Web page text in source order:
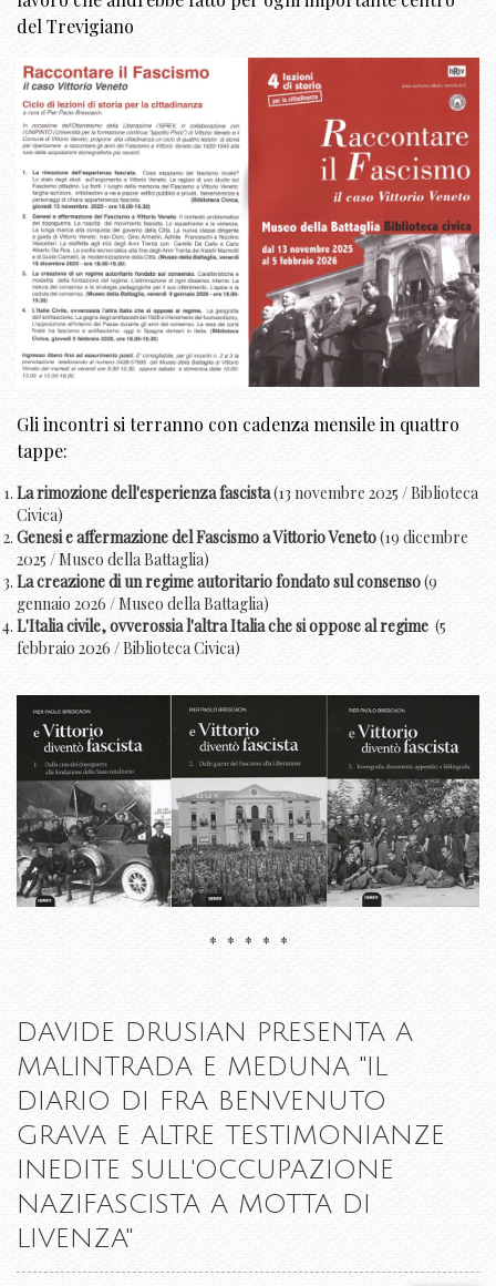
del Trevigiano
Gli incontri si terranno con cadenza mensile in quattro
tappe:
La rimozione dell'esperienza fascista(13 novembre 2025 / Biblioteca
Civica)
Genesi e affermazione del Fascismo a Vittorio Veneto(19 dicembre
2025 / Museo della Battaglia)
La creazione di un regime autoritario fondato sul consenso(9
gennaio 2026 / Museo della Battaglia)
L'Italia civile, ovverossia l'altra Italia che si oppose al regime (5
febbraio 2026 / Biblioteca Civica)
* * * * *
DAVIDE DRUSIAN PRESENTA A
MALINTRADA E MEDUNA "IL
DIARIO DI FRA BENVENUTO
GRAVA E ALTRE TESTIMONIANZE
INEDITE SULL'OCCUPAZIONE
NAZIFASCISTA A MOTTA DI
LIVENZA"